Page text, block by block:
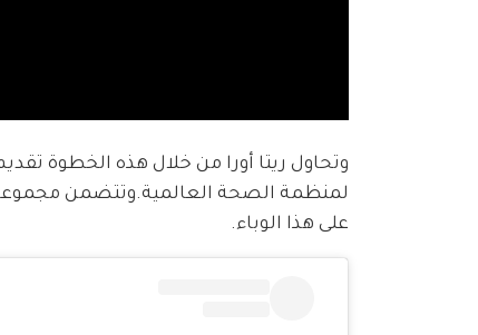
وتحاول ريتا أورا من خلال هذه الخطوة
على هذا الوباء.